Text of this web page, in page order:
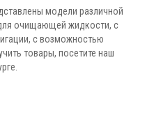
модели различной
очищающей жидкости, с
с возможностью
товары, посетите наш